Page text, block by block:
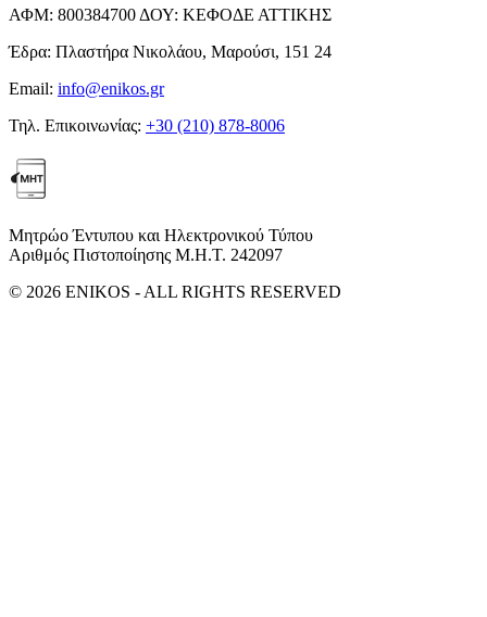
ΑΦΜ: 800384700 ΔΟΥ: ΚΕΦΟΔΕ ΑΤΤΙΚΗΣ
Έδρα: Πλαστήρα Νικολάου, Μαρούσι, 151 24
Email: info@enikos.gr
Τηλ. Επικοινωνίας: +30 (210) 878-8006
Μητρώο Έντυπου και Ηλεκτρονικού Τύπου
Αριθμός Πιστοποίησης Μ.Η.Τ. 242097
© 2026 ENIKOS - ALL RIGHTS RESERVED